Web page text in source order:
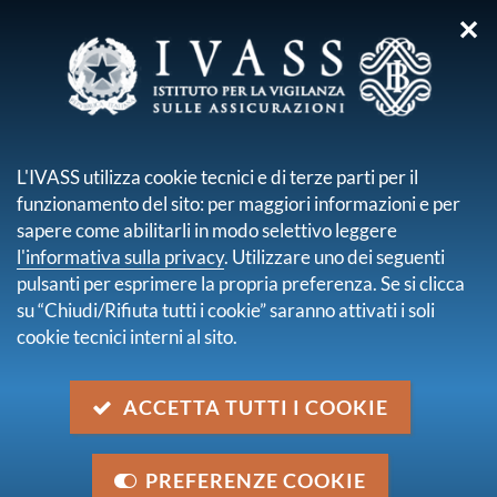
sei qui:
Regolamento delegato (UE) 2016/467 del 30 settembre 2015
Regolamento delegato (UE)
2016/467 del 30 settembre 2015
Regolamento delegato (UE) 2016/467 che modifica gli
Atti delegati della Commissione europea
Categoria
Normativa UE - Regolamenti Europei
✕
L'IVASS utilizza cookie tecnici e di terze parti per il
funzionamento del sito: per maggiori informazioni e per
sapere come abilitarli in modo selettivo leggere
l'informativa sulla privacy. Utilizzare uno dei seguenti
pulsanti per esprimere la propria preferenza. Se si clicca
su “Chiudi/Rifiuta tutti i cookie” saranno attivati i soli
cookie tecnici interni al sito.
ACCETTA TUTTI I COOKIE
PREFERENZE COOKIE